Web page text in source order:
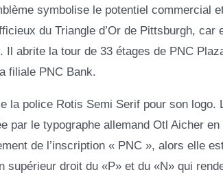
symbolise le potentiel
du Triangle d’Or de Pittsburgh,
Il abrite la tour de 33 étages de PNC
filiale PNC Bank.
la police Rotis Semi Serif pour son
par le typographe allemand Otl Aicher
de l’inscription « PNC », alors elle
supérieur droit du «P» et du «N» qui